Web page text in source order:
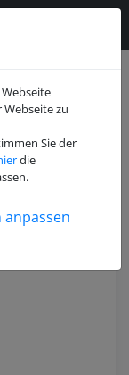
zu
Sie der
die
anpassen